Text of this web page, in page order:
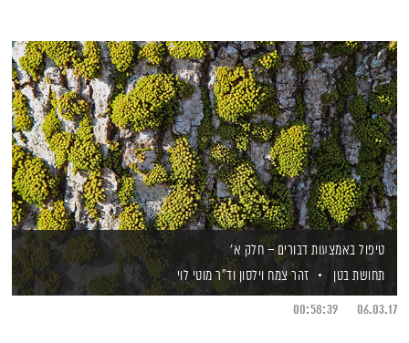
טיפול באמצעות דבורים – חלק א'
תחושת בטן
זהר צמח וילסוןוד"ר מוטי לוי
06.03.17
00:58:39